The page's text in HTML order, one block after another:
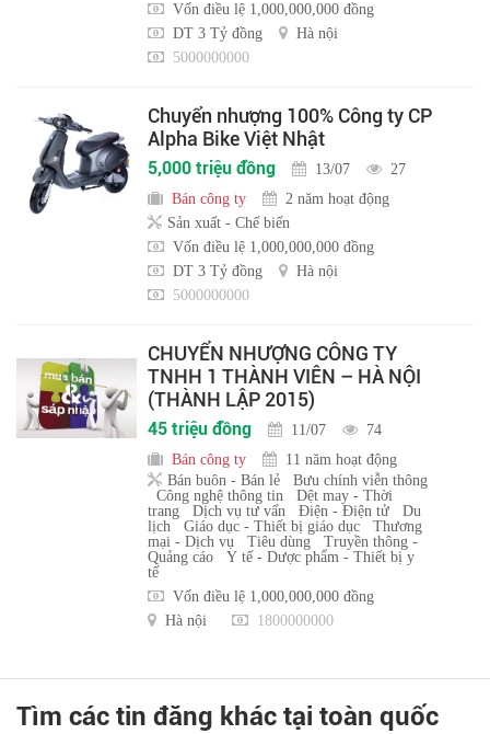
Vốn điều lệ 1,000,000,000 đồng
DT 3 Tỷ đồng
Hà nội
5000000000
Chuyển nhượng 100% Công ty CP
Alpha Bike Việt Nhật
5,000 triệu đồng 13/07
27
Bán công ty
2 năm hoạt động
Sản xuất - Chế biến
Vốn điều lệ 1,000,000,000 đồng
DT 3 Tỷ đồng
Hà nội
5000000000
CHUYỂN NHƯỢNG CÔNG TY
TNHH 1 THÀNH VIÊN – HÀ NỘI
(THÀNH LẬP 2015)
45 triệu đồng 11/07
74
Bán công ty
11 năm hoạt động
Bán buôn - Bán lẻ
Bưu chính viễn thông
Công nghệ thông tin
Dệt may - Thời
trang
Dịch vụ tư vấn Điện - Điện tử
Du
lịch
Giáo dục - Thiết bị giáo dục
Thương
mại - Dịch vụ
Tiêu dùng
Truyền thông -
Quảng cáo
Y tế - Dược phẩm - Thiết bị y
tế
Vốn điều lệ 1,000,000,000 đồng
Hà nội
1800000000
Tìm các tin đăng khác tại toàn quốc